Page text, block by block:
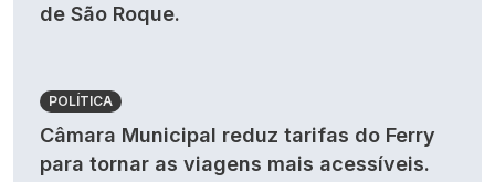
de São Roque.
POLÍTICA
Câmara Municipal reduz tarifas do Ferry
para tornar as viagens mais acessíveis.